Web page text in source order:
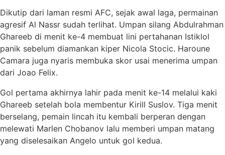
Dikutip dari laman resmi AFC, sejak awal laga, permainan
agresif Al Nassr sudah terlihat. Umpan silang Abdulrahman
Ghareeb di menit ke-4 membuat lini pertahanan Istiklol
panik sebelum diamankan kiper Nicola Stocic. Haroune
Camara juga nyaris membuka skor usai menerima umpan
dari Joao Felix.
Gol pertama akhirnya lahir pada menit ke-14 melalui kaki
Ghareeb setelah bola membentur Kirill Suslov. Tiga menit
berselang, pemain lincah itu kembali berperan dengan
melewati Marlen Chobanov lalu memberi umpan matang
yang diselesaikan Angelo untuk gol kedua.